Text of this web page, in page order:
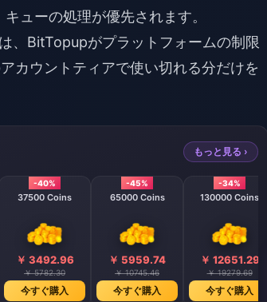
ューの処理が優先されます。
、BitTopupがプラットフォームの制限
カウントティアで使い切れる分だけを
もっと見る ›
-40%
37500 Coins
￥ 3492.96
￥ 5782.30
今すぐ購入
-45%
65000 Coins
￥ 5959.74
￥ 10745.46
今すぐ購入
-34%
130000 Coins
￥ 12651.29
￥ 19279.69
今すぐ購入